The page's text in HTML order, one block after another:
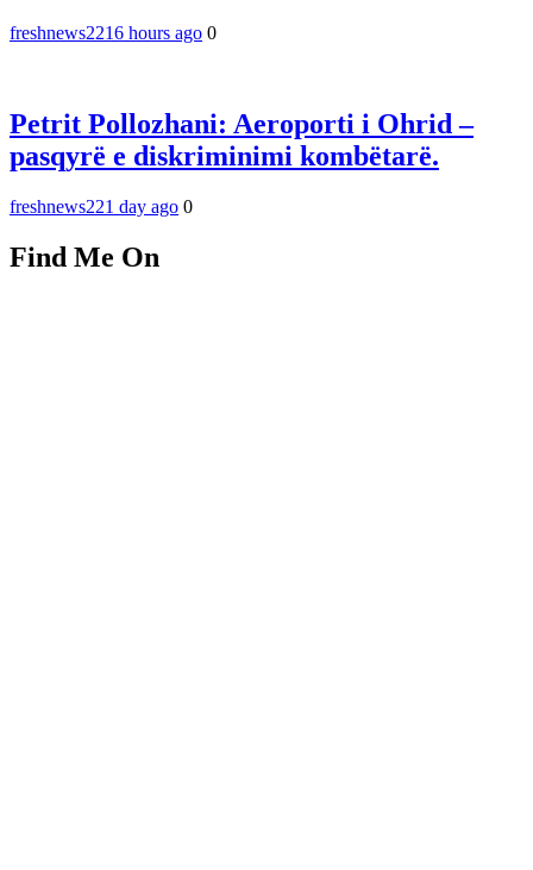
freshnews2216 hours ago 0
Petrit Pollozhani: Aeroporti i Ohrid –
pasqyrë e diskriminimi kombëtarë.
freshnews221 day ago 0
Find Me On